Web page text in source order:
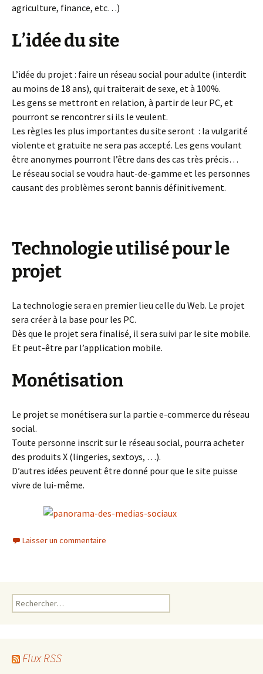
agriculture, finance, etc…)
L’idée du site
L’idée du projet : faire un réseau social pour adulte (interdit
au moins de 18 ans), qui traiterait de sexe, et à 100%.
Les gens se mettront en relation, à partir de leur PC, et
pourront se rencontrer si ils le veulent.
Les règles les plus importantes du site seront : la vulgarité
violente et gratuite ne sera pas accepté. Les gens voulant
être anonymes pourront l’être dans des cas très précis…
Le réseau social se voudra haut-de-gamme et les personnes
causant des problèmes seront bannis définitivement.
Technologie utilisé pour le
projet
La technologie sera en premier lieu celle du Web. Le projet
sera créer à la base pour les PC.
Dès que le projet sera finalisé, il sera suivi par le site mobile.
Et peut-être par l’application mobile.
Monétisation
Le projet se monétisera sur la partie e-commerce du réseau
social.
Toute personne inscrit sur le réseau social, pourra acheter
des produits X (lingeries, sextoys, …).
D’autres idées peuvent être donné pour que le site puisse
vivre de lui-même.
Laisser un commentaire
Rechercher :
Flux RSS